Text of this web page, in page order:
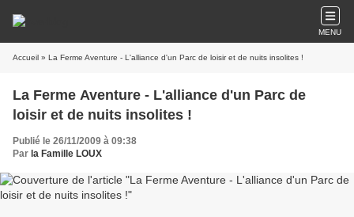
MENU
Accueil » La Ferme Aventure - L'alliance d'un Parc de loisir et de nuits insolites !
La Ferme Aventure - L'alliance d'un Parc de
loisir et de nuits insolites !
Publié le 26/11/2009 à 09:38
Par la Famille LOUX